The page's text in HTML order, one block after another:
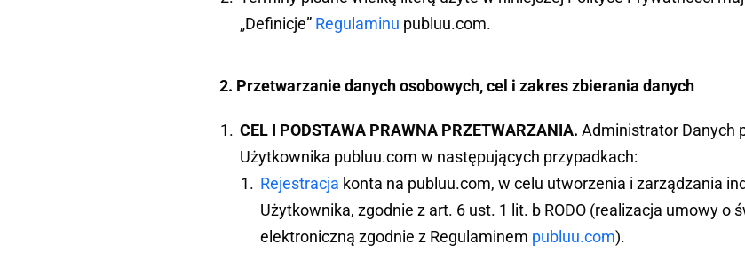
„Definicje” Regulaminu publuu.com.
2. Przetwarzanie danych osobowych, cel i zakres zbierania danych
CEL I PODSTAWA PRAWNA PRZETWARZANIA. Administrator Danych
Użytkownika publuu.com w następujących przypadkach:
Rejestracja konta na publuu.com, w celu utworzenia i zarządzania
Użytkownika, zgodnie z art. 6 ust. 1 lit. b RODO (realizacja umowy o
elektroniczną zgodnie z Regulaminem publuu.com).